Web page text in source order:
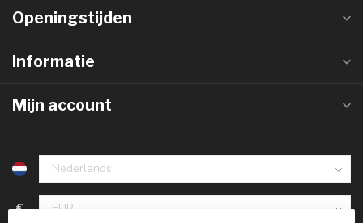
Openingstijden
Informatie
Mijn account
€